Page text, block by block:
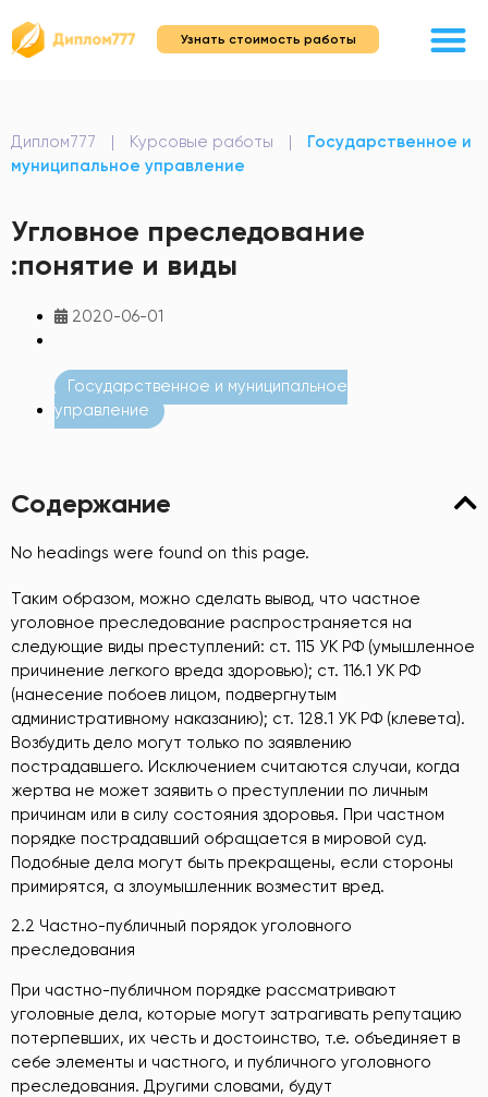
Узнать стоимость работы
Диплом777 | Курсовые работы |
Государственное и
муниципальное управление
Угловное преследование
:понятие и виды
2020-06-01
Государственное и муниципальное
управление
Содержание
No headings were found on this page.
Таким образом, можно сделать вывод, что частное
уголовное преследование распространяется на
следующие виды преступлений: ст. 115 УК РФ (умышленное
причинение легкого вреда здоровью); ст. 116.1 УК РФ
(нанесение побоев лицом, подвергнутым
административному наказанию); ст. 128.1 УК РФ (клевета).
Возбудить дело могут только по заявлению
пострадавшего. Исключением считаются случаи, когда
жертва не может заявить о преступлении по личным
причинам или в силу состояния здоровья. При частном
порядке пострадавший обращается в мировой суд.
Подобные дела могут быть прекращены, если стороны
примирятся, а злоумышленник возместит вред.
2.2 Частно-публичный порядок уголовного
преследования
При частно-публичном порядке рассматривают
уголовные дела, которые могут затрагивать репутацию
потерпевших, их честь и достоинство, т.е. объединяет в
себе элементы и частного, и публичного уголовного
преследования. Другими словами, будут